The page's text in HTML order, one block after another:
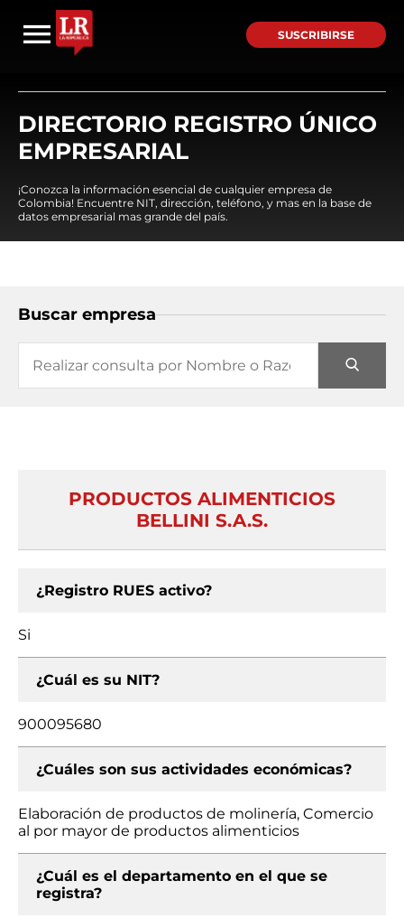
SUSCRIBIRSE
DIRECTORIO REGISTRO ÚNICO
EMPRESARIAL
¡Conozca la información esencial de cualquier empresa de
Colombia! Encuentre NIT, dirección, teléfono, y mas en la base de
datos empresarial mas grande del país.
Buscar empresa
PRODUCTOS ALIMENTICIOS
BELLINI S.A.S.
¿Registro RUES activo?
Si
¿Cuál es su NIT?
900095680
¿Cuáles son sus actividades económicas?
Elaboración de productos de molinería, Comercio
al por mayor de productos alimenticios
¿Cuál es el departamento en el que se
registra?